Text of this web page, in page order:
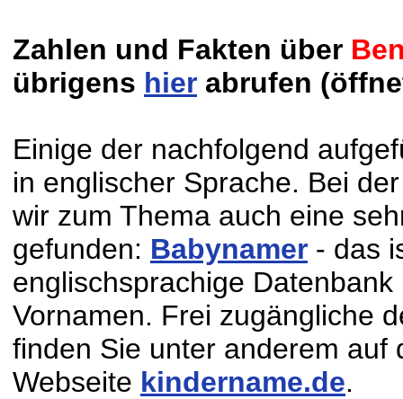
Zahlen und Fakten über
übrigens hier abrufen
Einige der nachfolgend
in englischer Sprache. Bei
wir zum Thema auch eine
gefunden: Babynamer - das
englischsprachige
Vornamen. Frei zugängliche
finden Sie unter anderem auf
Webseite kindername.de.